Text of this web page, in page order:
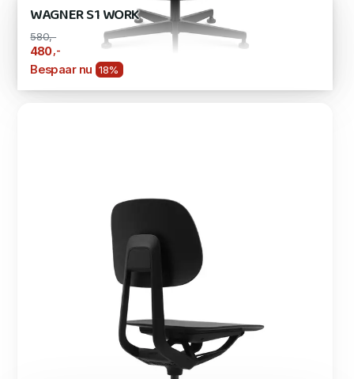
WAGNER S1 WORK
580,-
480 ,-
Bespaar nu 18%